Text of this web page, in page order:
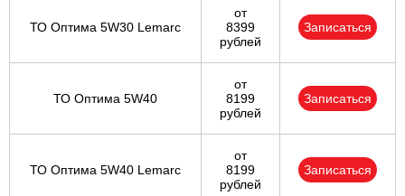
ТО Оптима 5W30 Lemarc
от
8399
рублей
Записаться
ТО Оптима 5W40
от
8199
рублей
Записаться
ТО Оптима 5W40 Lemarc
от
8199
рублей
Записаться